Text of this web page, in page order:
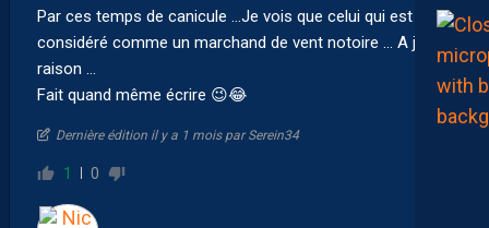
Par ces temps de canicule …Je vois que celui qui est
considéré comme un marchand de vent notoire … A juste
raison …
Fait quand même écrire 😉 😂
Dernière édition il y a 1 mois par Serein34
1 0